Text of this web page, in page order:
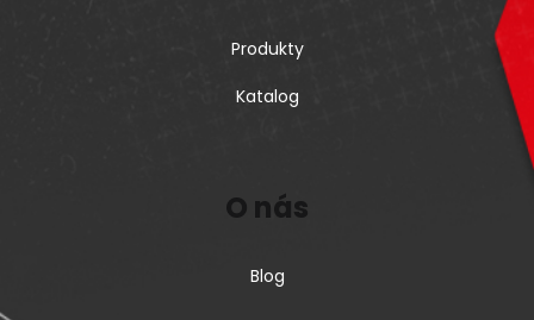
Produkty
Katalog
O nás
Blog